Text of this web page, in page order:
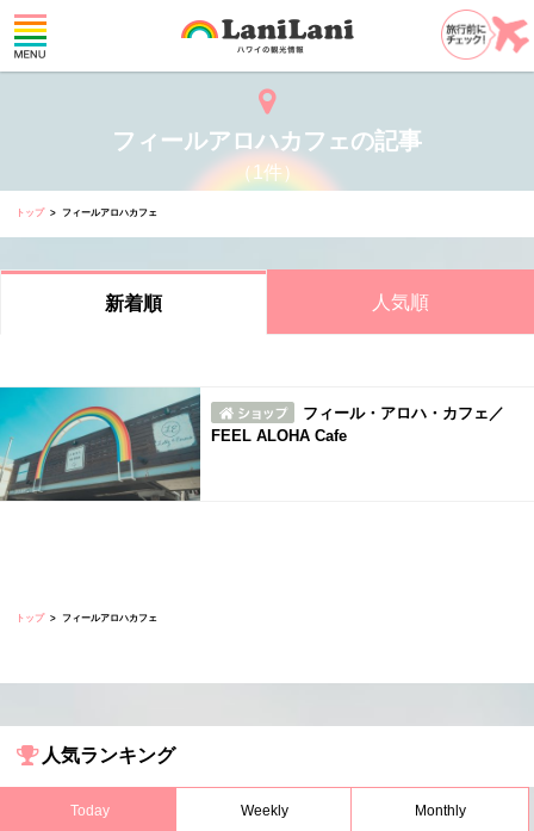
フィールアロハカフェの記事
（1件）
トップ フィールアロハカフェ
新着順 人気順
フィール・アロハ・カフェ／
FEEL ALOHA Cafe
トップ フィールアロハカフェ
人気ランキング
Today Weekly Monthly